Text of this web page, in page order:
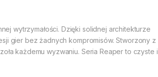
wytrzymałości. Dzięki solidnej architekturze
gier bez żadnych kompromisów. Stworzony z
każdemu wyzwaniu. Seria Reaper to czyste i